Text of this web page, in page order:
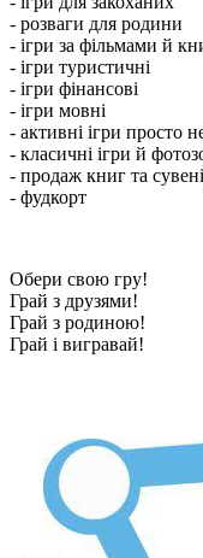
- розваги для родини
- ігри за фільмами й
- ігри туристичні
- ігри фінансові
- ігри мовні
- активні ігри просто
- класичні ігри й
- продаж книг та
- фудкорт
Обери свою гру!
Грай з друзями!
Грай з родиною!
Грай і вигравай!